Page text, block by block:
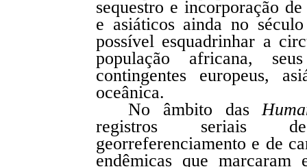
sequestro e incorporação
e asiáticos ainda no
possível esquadrinhar a
população africana,
contingentes europeus,
oceânica.
No âmbito das
registros seriais
georreferenciamento e de
endêmicas que marcaram